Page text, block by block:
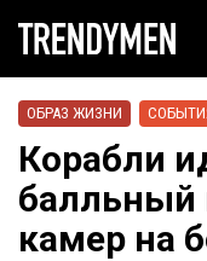
ОБРАЗ ЖИЗНИ
Корабли
балльный
камер на